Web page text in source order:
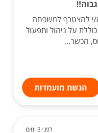
י להצטרף למשפחה
על ניהול ותפעול
הכשר...
הגשת מועמדות
לפני 3 ימים